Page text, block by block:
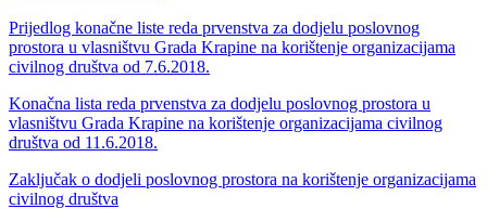
Prijedlog konačne liste reda prvenstva za dodjelu poslovnog
prostora u vlasništvu Grada Krapine na korištenje organizacijama
civilnog društva od 7.6.2018.
Konačna lista reda prvenstva za dodjelu poslovnog prostora u
vlasništvu Grada Krapine na korištenje organizacijama civilnog
društva od 11.6.2018.
Zaključak o dodjeli poslovnog prostora na korištenje organizacijama
civilnog društva